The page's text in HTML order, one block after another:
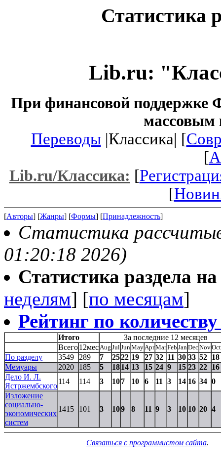
Статистика
Lib.ru:
При финансовой поддержке
массовым
Переводы|Классика| [
[
Lib.ru/Классика: [
[
[Авторы] [Жанры] [Формы] [Принадлежность]
Статистика
01:20:18 2026)
Статистика раздела
неделям] [по месяцам]
Рейтинг по
Итого
За последние 12 месяцев
Всего12мес Aug Jul Jun May AprMarFeb Jan DecNovOct
По разделу 3549 289 7 2522 19 27 32 11 30 33 52 18
Мемуары
2020 185 5 1814 13 15 24 9 15 23 22 16
Дело И. Л.
Ястржембского
114 114 3 107 10 6 11 3 14 16 34 0
Изложение
социально-
экономических
систем
1415 101 3 109 8 11 9 3 10 10 20 4
Связаться с программистом сайта.